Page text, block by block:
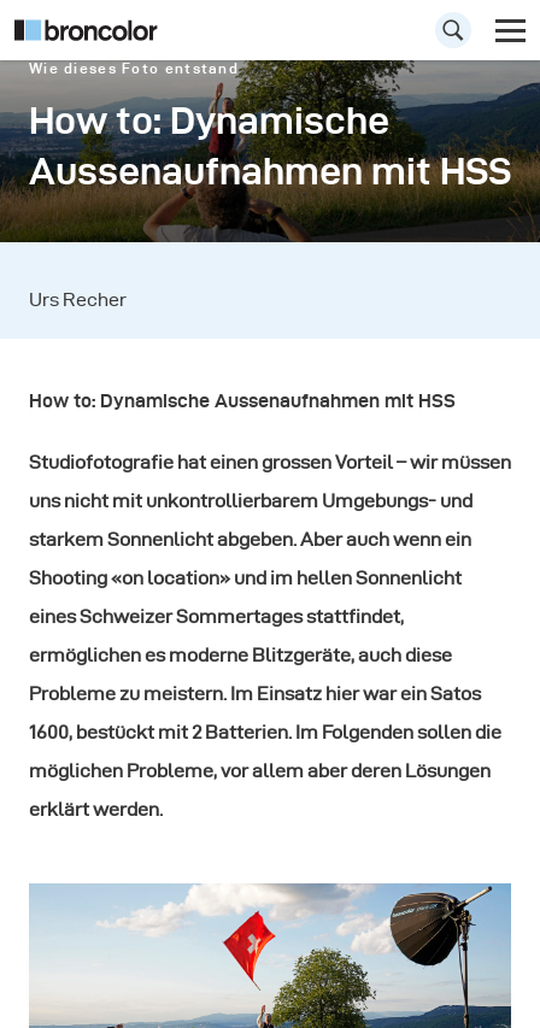
Wie dieses Foto entstand
How to: Dynamische
Aussenaufnahmen mit HSS
Urs Recher
How to: Dynamische Aussenaufnahmen mit HSS
Studiofotografie hat einen grossen Vorteil – wir müssen
uns nicht mit unkontrollierbarem Umgebungs- und
starkem Sonnenlicht abgeben. Aber auch wenn ein
Shooting «on location» und im hellen Sonnenlicht
eines Schweizer Sommertages stattfindet,
ermöglichen es moderne Blitzgeräte, auch diese
Probleme zu meistern. Im Einsatz hier war ein Satos
1600, bestückt mit 2 Batterien. Im Folgenden sollen die
möglichen Probleme, vor allem aber deren Lösungen
erklärt werden.